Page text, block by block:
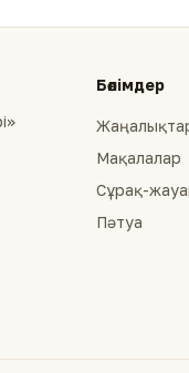
Бөлімдер
Мақалалар
Сұрақ-
Пәтуа